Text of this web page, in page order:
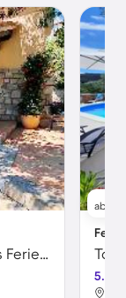
Familienorientiertes weiträumiges Ferienhaus mit Grill, Terrasse und Pool | Haustiere erlaubt
ab
5.0